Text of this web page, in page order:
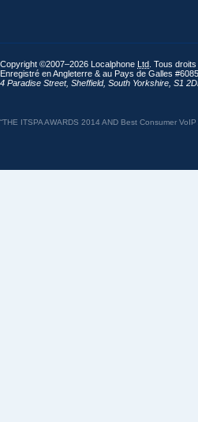
Copyright ©2007–2026 Localphone Ltd . Tous
Enregistré en Angleterre & au Pays de Galles
4 Paradise Street, Sheffield, South Yorkshire S1
“THE ITSPA AWARDS 2014 AND Best Consumer